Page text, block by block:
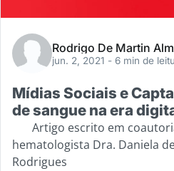
Rodrigo De Martin
jun. 2, 2021 - 6 min de
Mídias Sociais e
de sangue na era
Artigo escrito em
hematologista Dra. Daniela
Rodrigues